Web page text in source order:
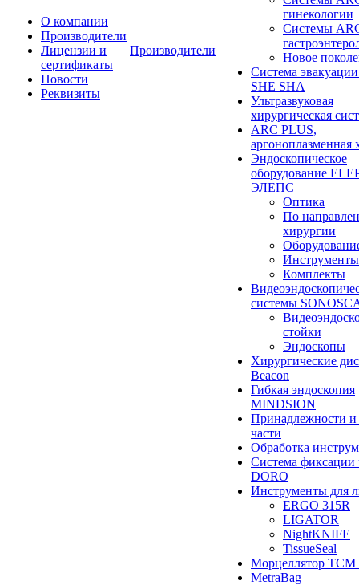
О компании
Производители
Лицензии и
сертификаты
Новости
Реквизиты
Производители
гинекологии
Системы
Новое
Система
SHE SHA
Ультразвуковая
хирургическая
ARC PLUS,
аргоноплазменная
Эндоскопическое
оборудование
ЭЛЕПС
Оптика
По
хирургии
Инструменты
Комплекты
системы
стойки
Эндоскопы
Хирургические
Beacon
Гибкая эндоскопия
MINDSION
Принадлежности и
части
Обработка
Система фиксации
DORO
Инструменты для
ERGO 315R
LIGATOR
NightKNIFE
TissueSeal
Морцеллятор ТСМ
MetraBag